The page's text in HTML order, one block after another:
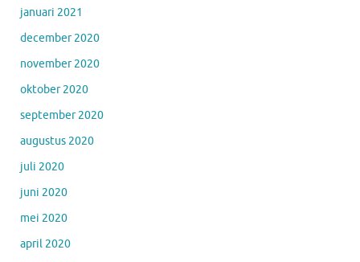
januari 2021
december 2020
november 2020
oktober 2020
september 2020
augustus 2020
juli 2020
juni 2020
mei 2020
april 2020